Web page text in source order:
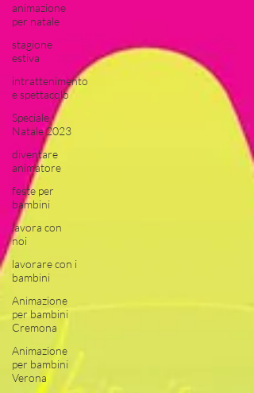
animazione
per natale
stagione
estiva
intrattenimento
e spettacolo
Speciale
Natale 2023
diventare
animatore
feste per
bambini
lavora con
noi
lavorare con i
bambini
Animazione
per bambini
Cremona
Animazione
per bambini
Verona